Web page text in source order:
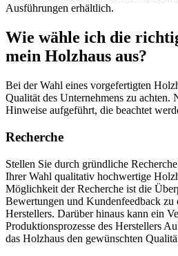
Ausführungen erhältlich.
Wie wähle ich die
mein Holzhaus aus?
Bei der Wahl eines vorgefertigten
Qualität des Unternehmens zu achten.
Hinweise aufgeführt, die beachtet
Recherche
Stellen Sie durch gründliche
Ihrer Wahl qualitativ hochwertige
Möglichkeit der Recherche ist die
Bewertungen und Kundenfeedback zu
Herstellers. Darüber hinaus kann ein
Produktionsprozesse des Herstellers
das Holzhaus den gewünschten